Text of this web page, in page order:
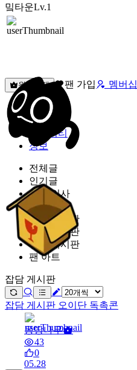
밐타운Lv.1
원픽선택 팬 가입 멤버십
밐타운
피드
커뮤니티
정보
전체글
인기글
가입 인사
공지 사항
잡담 게시판
질문 게시판
유머 게시판
팬 아트
잡담 게시판
잡담 게시판 오이단 독촉콘
몽땅나무
43
0
05.28